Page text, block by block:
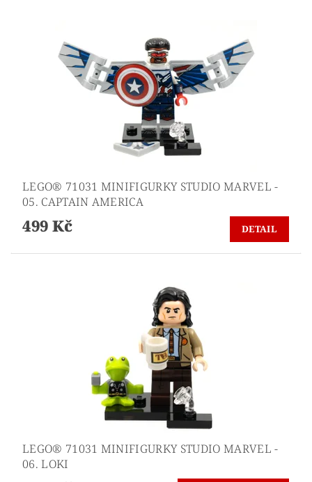
LEGO® 71031 MINIFIGURKY STUDIO MARVEL -
05. CAPTAIN AMERICA
499 Kč DETAIL
LEGO® 71031 MINIFIGURKY STUDIO MARVEL -
06. LOKI